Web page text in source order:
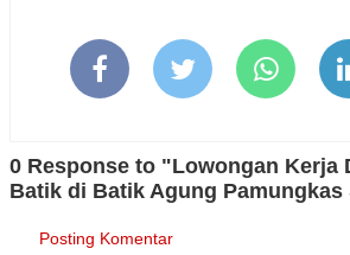
0 Response to "Lowongan Kerja
Batik di Batik Agung Pamungkas
Posting Komentar